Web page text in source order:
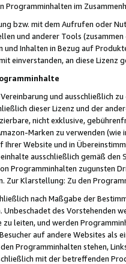
Programminhalten im
bzw. mit dem Aufrufen oder
und anderer Tools (zusammen
Inhalten in Bezug auf
einverstanden, an diese Lizenz
und ausschließlich
dieser Lizenz und der
nicht exklusive,
Marken zu verwenden
Website und in
ausschließlich gemäß
Programminhalten zugunsten
Zur Klarstellung: Zu den
nach Maßgabe der
des Vorstehenden
leiten, und werden
auf andere Websites als
Programminhalten stehen,
mit der betreffenden